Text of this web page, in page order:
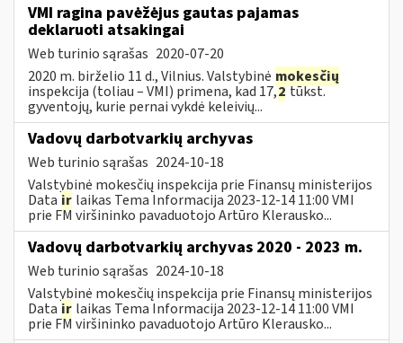
VMI ragina pavėžėjus gautas pajamas
deklaruoti atsakingai
Web turinio sąrašas 2020-07-20
2020 m. birželio 11 d., Vilnius. Valstybinė mokesčių
inspekcija (toliau – VMI) primena, kad 17,2tūkst.
gyventojų, kurie pernai vykdė keleivių...
Vadovų darbotvarkių archyvas
Web turinio sąrašas 2024-10-18
Valstybinė mokesčių inspekcija prie Finansų ministerijos
Data ir laikas Tema Informacija 2023-12-14 11:00 VMI
prie FM viršininko pavaduotojo Artūro Klerausko...
Vadovų darbotvarkių archyvas 2020 - 2023 m.
Web turinio sąrašas 2024-10-18
Valstybinė mokesčių inspekcija prie Finansų ministerijos
Data ir laikas Tema Informacija 2023-12-14 11:00 VMI
prie FM viršininko pavaduotojo Artūro Klerausko...